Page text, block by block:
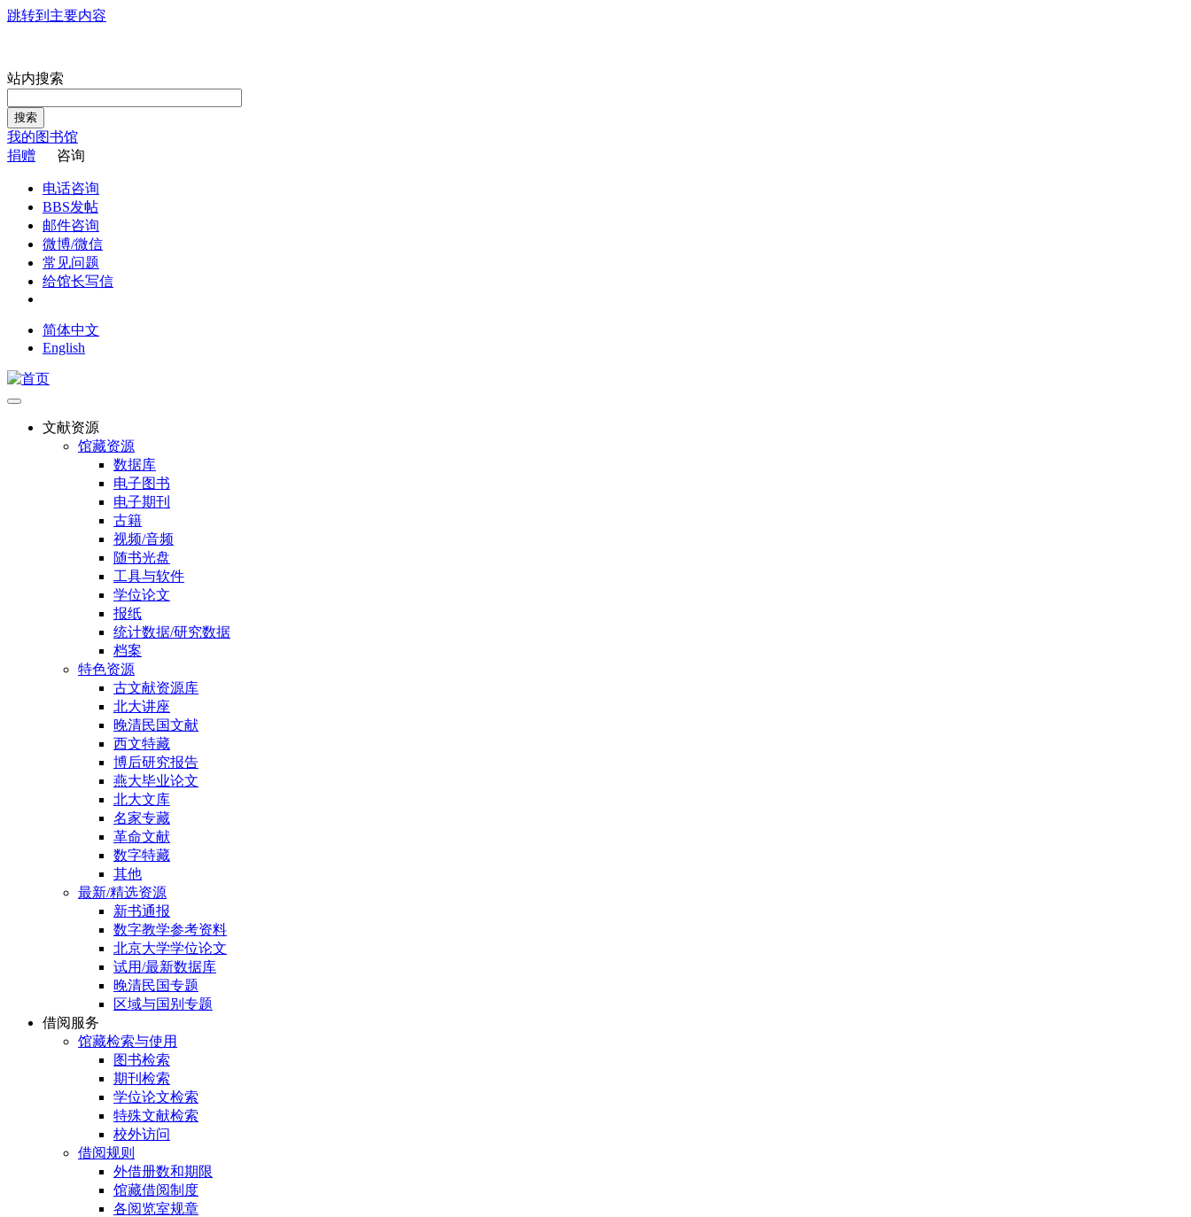
跳转到主要内容
站内搜索
搜索
我的图书馆
捐赠
咨询
电话咨询
BBS发帖
邮件咨询
微博/微信
常见问题
给馆长写信
简体中文
English
文献资源
馆藏资源
数据库
电子图书
电子期刊
古籍
视频/音频
随书光盘
工具与软件
学位论文
报纸
统计数据/研究数据
档案
特色资源
古文献资源库
北大讲座
晚清民国文献
西文特藏
博后研究报告
燕大毕业论文
北大文库
名家专藏
革命文献
数字特藏
其他
最新/精选资源
新书通报
数字教学参考资料
北京大学学位论文
试用/最新数据库
晚清民国专题
区域与国别专题
借阅服务
馆藏检索与使用
图书检索
期刊检索
学位论文检索
特殊文献检索
校外访问
借阅规则
外借册数和期限
馆藏借阅制度
各阅览室规章